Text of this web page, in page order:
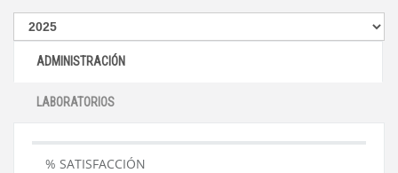
ADMINISTRACIÓN
LABORATORIOS
% SATISFACCIÓN